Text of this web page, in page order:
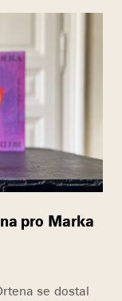
pro Marka
se dostal